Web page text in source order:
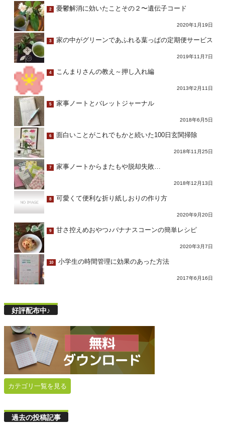
2 憂鬱解消に効いたことその２〜遺伝子コード
2020年1月19日
3 家の中がグリーンであふれる葉っぱの定期便サービス
2019年11月7日
4 こんまりさんの教え～押し入れ編
2013年2月11日
5 家事ノートとバレットジャーナル
2018年6月5日
6 面白いことがこれでもかと続いた100日玄関掃除
2018年11月25日
7 家事ノートからまたもや脱却失敗…
2018年12月13日
8 可愛くて便利な折り紙しおりの作り方
2020年9月20日
9 甘さ控えめおやつ♪バナナスコーンの簡単レシピ
2020年3月7日
10 小学生の時間管理に効果のあった方法
2017年6月16日
好評配布中♪
カテゴリ一覧を見る
過去の投稿記事